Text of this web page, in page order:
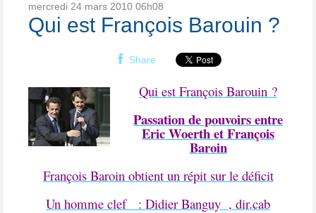
mercredi 24 mars 2010 06h08
Qui est François Barouin ?
Share
Qui est François Barouin ?
Passationde pouvoirs entre
Eric Woerth et François
Baroin
François Baroin obtient un répit sur le déficit
Un homme clef : Didier Banguy , dir.cab